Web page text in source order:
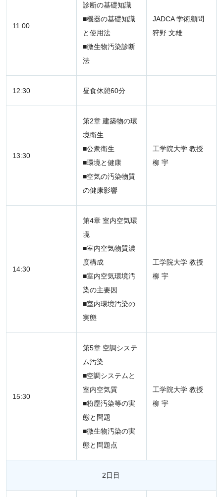
11:00
診断の基礎知識
■機器の基礎知識
と使用法
■微生物汚染診断
法
JADCA 学術顧問
狩野 文雄
12:30 昼食休憩60分
13:30
第2章 建築物の環
境衛生
■公衆衛生
■環境と健康
■空気の汚染物質
の健康影響
工学院大学 教授
柳 宇
14:30
第4章 室内空気環
境
■室内空気物質濃
度構成
■室内空気環境汚
染の主要因
■室内環境汚染の
実態
工学院大学 教授
柳 宇
15:30
第5章 空調システ
ム汚染
■空調システムと
室内空気質
■粉塵汚染等の実
態と問題
■微生物汚染の実
態と問題点
工学院大学 教授
柳 宇
2日目